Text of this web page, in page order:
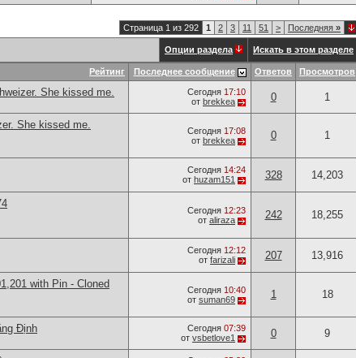
Страница 1 из 292 1 2 3 11 51 > Последняя »
Опции раздела Искать в этом разделе
Рейтинг Последнее сообщение Ответов Просмотров
She kissed me. Сегодня 17:10
от brekkea 0 1
She kissed me.
Сегодня 17:08
от brekkea 0 1
Сегодня 14:24
от huzam151 328 14,203
Сегодня 12:23
от aliraza 242 18,255
Сегодня 12:12
от farizali 207 13,916
with Pin - Cloned
Сегодня 10:40
от suman69 1 18
Định Сегодня 07:39
от vsbetlove1 0 9